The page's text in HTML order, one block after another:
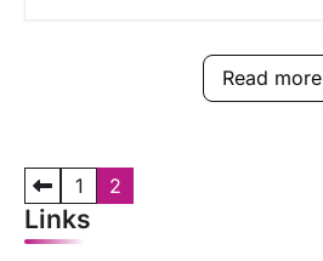
Read more
P
o
1 2
Links